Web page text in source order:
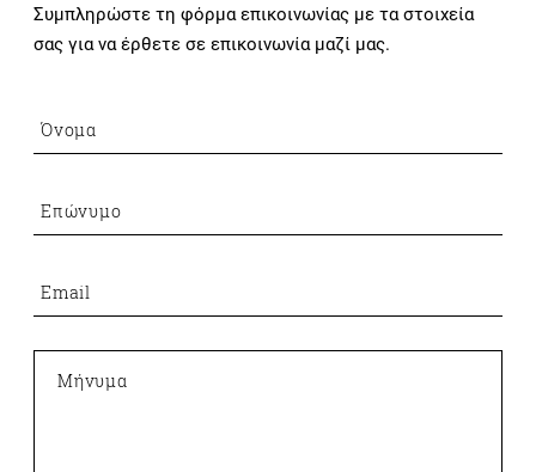
Συμπληρώστε τη φόρμα επικοινωνίας με τα στοιχεία
σας για να έρθετε σε επικοινωνία μαζί μας.
Όνομα
Επώνυμο
Email
Μήνυμα